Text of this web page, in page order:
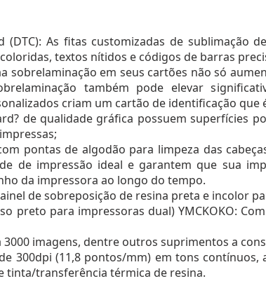
(DTC): As fitas customizadas de
textos nítidos e códigos de barras
sobrelaminação em seus cartões não só
também pode elevar
criam um cartão de identificação que
de qualidade gráfica possuem superfícies
pontas de algodão para limpeza das
de impressão ideal e garantem que sua
da impressora ao longo do tempo.
de sobreposição de resina preta e incolor
preto para impressoras dual) YMCKOKO:
3000 imagens, dentre outros suprimentos a
300dpi (11,8 pontos/mm) em tons
tinta/transferência térmica de resina.